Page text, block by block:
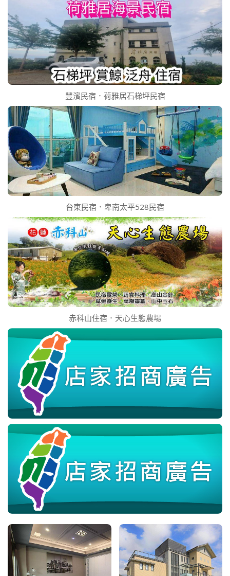
豐濱民宿．荷雅居石梯坪民宿
台東民宿．卑南太平528民宿
赤科山住宿．天心生態農場